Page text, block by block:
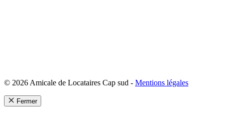
© 2026 Amicale de Locataires Cap sud - Mentions légales
Fermer